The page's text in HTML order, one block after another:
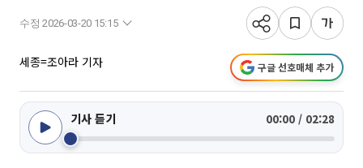
수정 2026-03-20 15:15
세종=조아라 기자 구글 선호매체 추가
기사 듣기 00:00 / 02:28